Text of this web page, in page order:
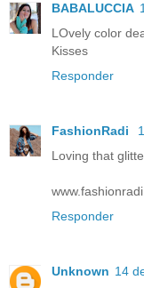
BABALUCCIA
LOvely color
Kisses
Responder
FashionRadi
Loving that
Responder
Unknown 14